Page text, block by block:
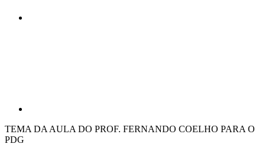
TEMA DA AULA DO PROF. FERNANDO COELHO PARA O
PDG